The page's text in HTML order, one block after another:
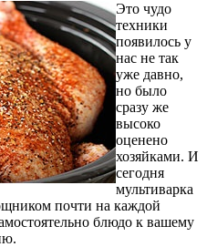
Это чудо
техники
появилось у
нас не так
уже давно,
но было
сразу же
высоко
оценено
хозяйками. И
сегодня
мультиварка
почти на каждой
блюдо к вашему